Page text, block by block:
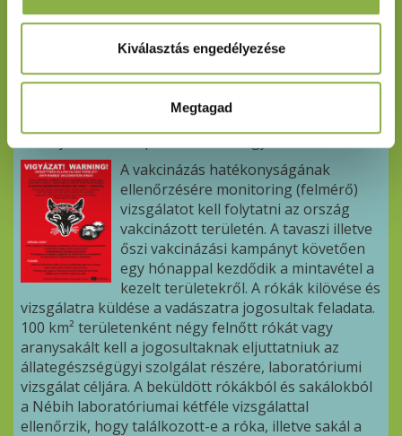
Kiválasztás engedélyezése
Megtagad
tájékoztatják a lakosságot, kirándulókat az
immunizációs kampányról. Annak érdekében, hogy a
rókák minél nagyobb arányban egyék meg a
csalétekbe rejtett oltóanyagot, az érintett
területeken a vakcinázás kezdetétől számított
huszonegy napig ebzárlat és legeltetési tilalom lép
érvénybe, amire a plakát szintén figyelmeztet.
A vakcinázás hatékonyságának
ellenőrzésére monitoring (felmérő)
vizsgálatot kell folytatni az ország
vakcinázott területén. A tavaszi illetve
őszi vakcinázási kampányt követően
egy hónappal kezdődik a mintavétel a
kezelt területekről. A rókák kilövése és
vizsgálatra küldése a vadászatra jogosultak feladata.
100 km² területenként négy felnőtt rókát vagy
aranysakált kell a jogosultaknak eljuttatniuk az
állategészségügyi szolgálat részére, laboratóriumi
vizsgálat céljára. A beküldött rókákból és sakálokból
a Nébih laboratóriumai kétféle vizsgálattal
ellenőrzik, hogy találkozott-e a róka, illetve sakál a